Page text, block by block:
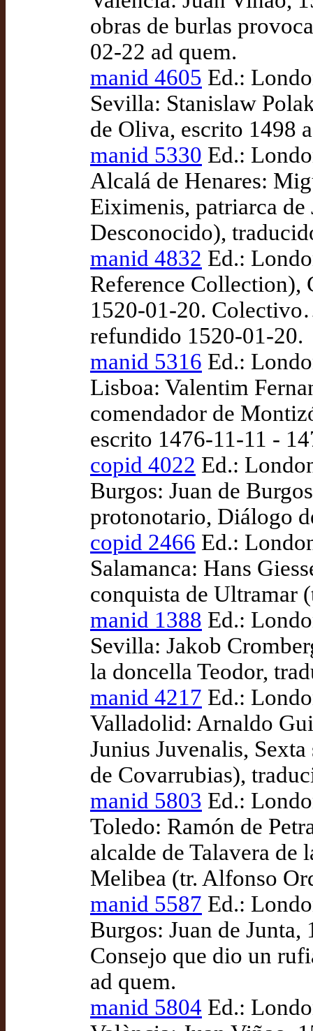
obras de burlas
02-22 ad quem.
manid 4605 Ed.:
Sevilla: Stanislaw
de Oliva, escrito 1498
manid 5330 Ed.:
Alcalá de Henares:
Eiximenis, patriarca de
Desconocido),
manid 4832 Ed.:
Reference Collection),
1520-01-20.
refundido 1520-01-20.
manid 5316 Ed.:
Lisboa: Valentim
comendador de
escrito 1476-11-11 -
copid 4022 Ed.:
Burgos: Juan de
protonotario, Diálogo
copid 2466 Ed.:
Salamanca: Hans
conquista de Ultramar
manid 1388 Ed.:
Sevilla: Jakob
la doncella Teodor,
manid 4217 Ed.:
Valladolid: Arnaldo
Junius Juvenalis,
de Covarrubias),
manid 5803 Ed.:
Toledo: Ramón de
alcalde de Talavera
Melibea (tr. Alfonso
manid 5587 Ed.:
Burgos: Juan de
Consejo que dio un
ad quem.
manid 5804 Ed.: